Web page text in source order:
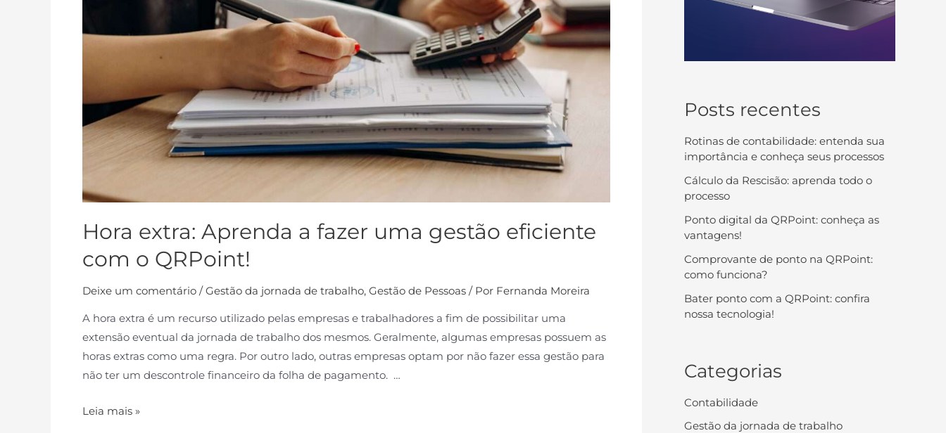
Hora extra: Aprenda a fazer uma gestão eficiente
com o QRPoint!
Deixe um comentário /Gestão da jornada de trabalho, Gestão de Pessoas / Por Fernanda Moreira
A hora extra é um recurso utilizado pelas empresas e trabalhadores a fim de possibilitar uma
extensão eventual da jornada de trabalho dos mesmos. Geralmente, algumas empresas possuem as
horas extras como uma regra. Por outro lado, outras empresas optam por não fazer essa gestão para
não ter um descontrole financeiro da folha de pagamento. …
Leia mais »
Posts recentes
Rotinas de contabilidade: entenda sua
importância e conheça seus processos
Cálculo da Rescisão: aprenda todo o
processo
Ponto digital da QRPoint: conheça as
vantagens!
Comprovante de ponto na QRPoint:
como funciona?
Bater ponto com a QRPoint: confira
nossa tecnologia!
Categorias
Contabilidade
Gestão da jornada de trabalho